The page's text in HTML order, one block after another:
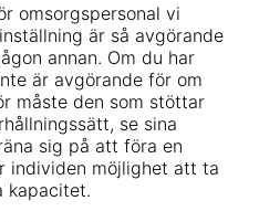
omsorgspersonal vi
är så avgörande
annan. Om du har
är avgörande för om
måste den som stöttar
se sina
sig på att föra en
individen möjlighet att ta
kapacitet.